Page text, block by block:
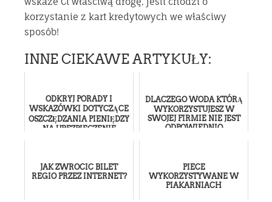
korzystanie z kart kredytowych we właściwy
sposób!
INNE CIEKAWE ARTYKUŁY:
ODKRYJ PORADY I
WSKAZÓWKI DOTYCZĄCE
OSZCZĘDZANIA PIENIĘDZY
NA UBEZPIECZENIE
DLACZEGO WODA KTÓRĄ
WYKORZYSTUJESZ W
SWOJEJ FIRMIE NIE JEST
ODPOWIEDNIO
JAK ZWROCIC BILET
REGIO PRZEZ INTERNET?
PIECE
WYKORZYSTYWANE W
PIAKARNIACH